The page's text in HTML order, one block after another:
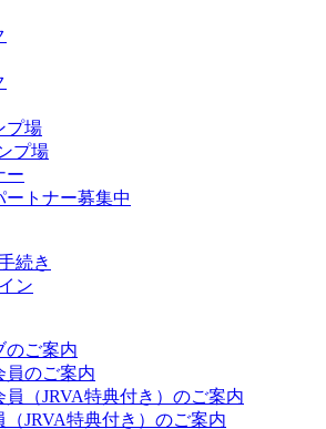
プ場
プ場
ー
ートナー募集中
続き
ン
のご案内
員のご案内
員（JRVA特典付き）のご案内
（JRVA特典付き）のご案内